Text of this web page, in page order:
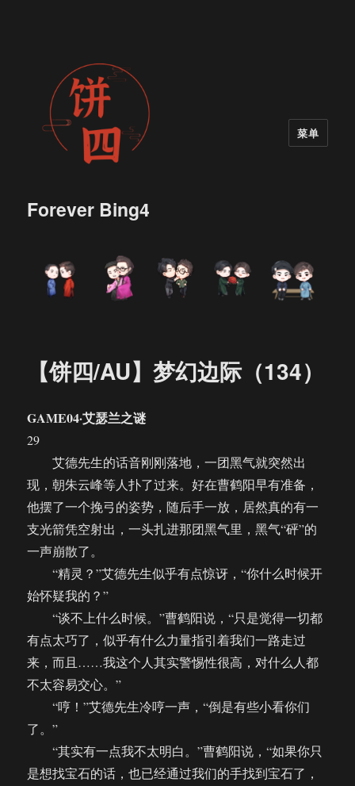
Forever Bing4
菜单
【饼四/AU】梦幻边际（134）
GAME04·艾瑟兰之谜
29
艾德先生的话音刚刚落地，一团黑气就突然出
现，朝朱云峰等人扑了过来。好在曹鹤阳早有准备，
他摆了一个挽弓的姿势，随后手一放，居然真的有一
支光箭凭空射出，一头扎进那团黑气里，黑气“砰”的
一声崩散了。
“精灵？”艾德先生似乎有点惊讶，“你什么时候开
始怀疑我的？”
“谈不上什么时候。”曹鹤阳说，“只是觉得一切都
有点太巧了，似乎有什么力量指引着我们一路走过
来，而且……我这个人其实警惕性很高，对什么人都
不太容易交心。”
“哼！”艾德先生冷哼一声，“倒是有些小看你们
了。”
“其实有一点我不太明白。”曹鹤阳说，“如果你只
是想找宝石的话，也已经通过我们的手找到宝石了，